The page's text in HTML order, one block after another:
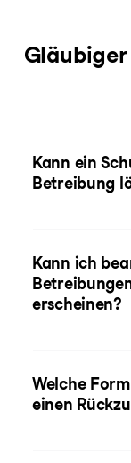
Kann ein
Betreibung
Kann ich
erscheinen?
Welche
einen